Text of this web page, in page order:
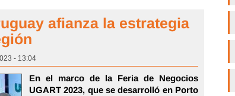
afianza la estrategia
- 13:04
En el marco de la Feria de Negocios
UGART 2023, que se desarrolló en Porto